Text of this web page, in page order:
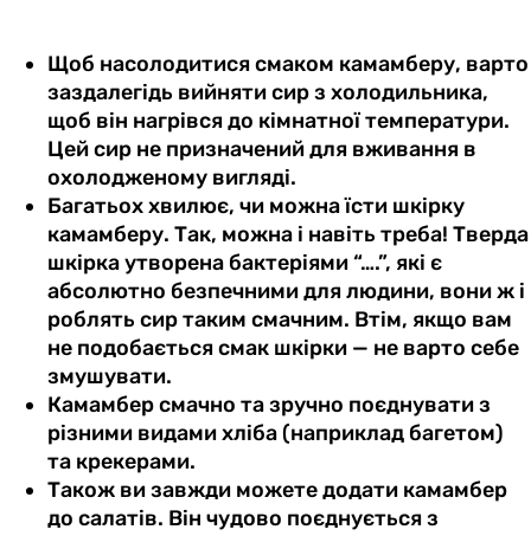
Щоб насолодитися смаком камамберу, варто
заздалегідь вийняти сир з холодильника,
щоб він нагрівся до кімнатної температури.
Цей сир не призначений для вживання в
охолодженому вигляді.
Багатьох хвилює, чи можна їсти шкірку
камамберу. Так, можна і навіть треба! Тверда
шкірка утворена бактеріями “….”, які є
абсолютно безпечними для людини, вони ж і
роблять сир таким смачним. Втім, якщо вам
не подобається смак шкірки — не варто себе
змушувати.
Камамбер смачно та зручно поєднувати з
різними видами хліба (наприклад багетом)
та крекерами.
Також ви завжди можете додати камамбер
до салатів. Він чудово поєднується з